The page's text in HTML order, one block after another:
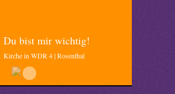
Du bist mir wichtig!
Kirche in WDR 4 | Rosenthal